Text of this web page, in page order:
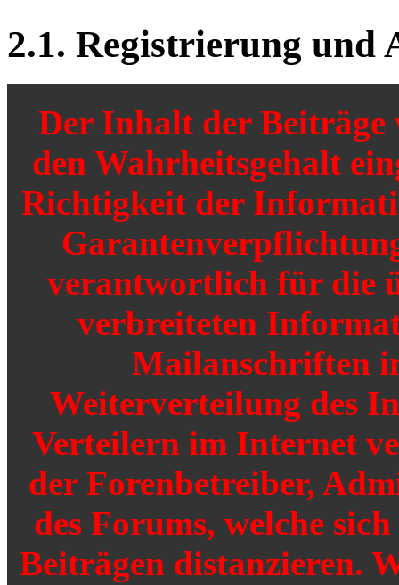
2.1. Registrierung und
Der Inhalt der
den Wahrheitsgehalt
Richtigkeit der
verantwortlich für die
verbreiteten
Mailanschriften
Weiterverteilung des
Verteilern im Internet
der Forenbetreiber,
des Forums, welche
Beiträgen distanzieren.